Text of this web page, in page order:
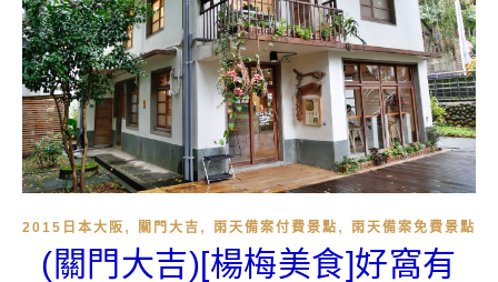
2015日本大阪 , 關門大吉 , 雨天備案付費景點 , 雨天備案免費景點
(關門大吉)[楊梅美食]好窩有